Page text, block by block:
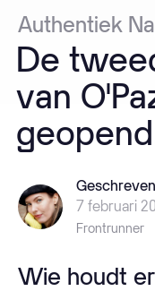
Authentiek
De
van
7 februari
Frontrunner
Wie houdt